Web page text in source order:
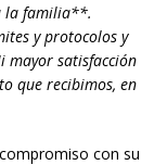
la familia**.
y protocolos y
mayor satisfacción
que recibimos, en
con su